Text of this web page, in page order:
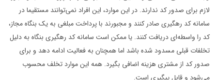
لازم برای صدور کد ندارند. در این موارد، این افراد نمی‌توانند مستقیما در
سامانه کد رهگیری صادر کنند و مجبورند با پرداخت مبلغی به یک بنگاه مجاز،
کد را واسطه‌ای دریافت کنند. یا ممکن است سامانه کد رهگیری بنگاه به دلیل
تخلفات قبلی مسدود شده باشد اما همچنان به فعالیت ادامه دهد و برای
صدور کد از مشتری هزینه اضافی بگیرد. همه این موارد تخلف محسوب
می‌شود و قابل پیگیری است.